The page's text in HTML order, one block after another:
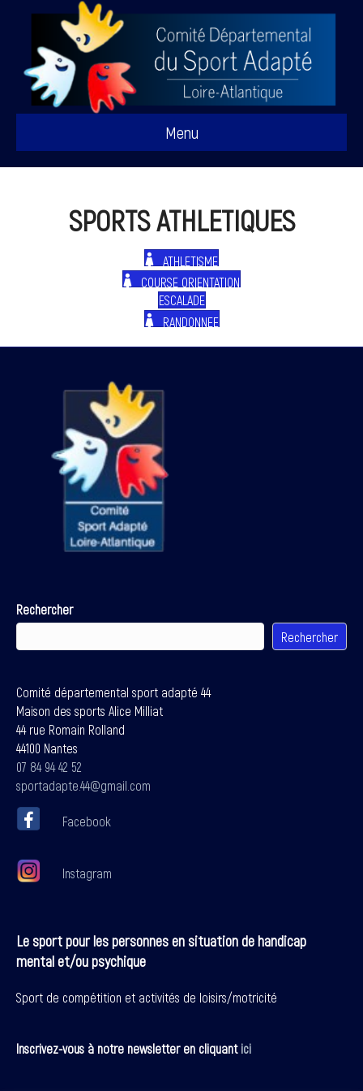
Menu
SPORTS ATHLETIQUES
ATHLETISME
COURSE ORIENTATION
ESCALADE
RANDONNEE
Rechercher
Rechercher
Comité départemental sport adapté 44
Maison des sports Alice Milliat
44 rue Romain Rolland
44100 Nantes
07 84 94 42 52
sportadapte.44@gmail.com
Facebook
Instagram
Le sport pour les personnes en situation de handicap
mental et/ou psychique
Sport de compétition et activités de loisirs/motricité
Inscrivez-vous à notre newsletter en cliquant ici